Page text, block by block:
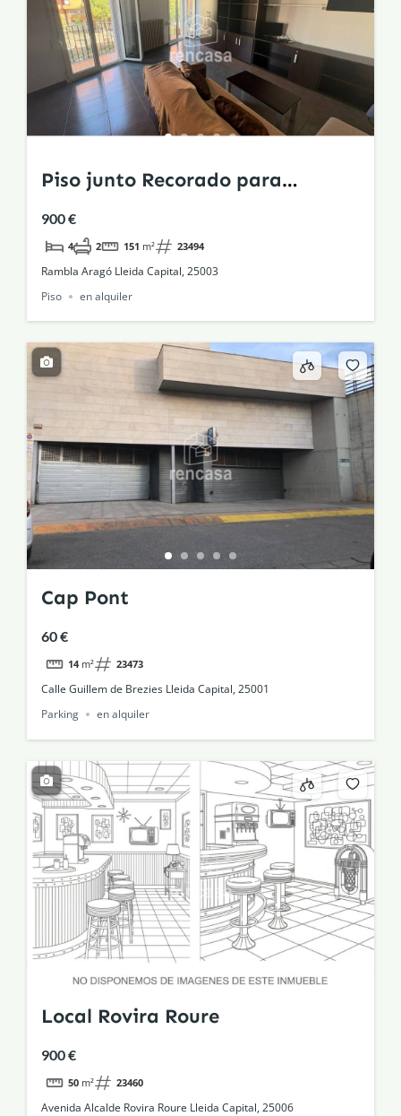
Piso junto Recorado para
estudiantes
900 €
4 2 151 m² 23494
Rambla Aragó Lleida Capital, 25003
Piso
en alquiler
Cap Pont
60 €
14 m² 23473
Calle Guillem de Brezies Lleida Capital, 25001
Parking
en alquiler
Local Rovira Roure
900 €
50 m² 23460
Avenida Alcalde Rovira Roure Lleida Capital, 25006